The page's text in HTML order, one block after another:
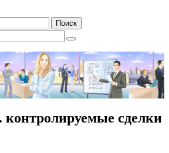
контролируемые сделки